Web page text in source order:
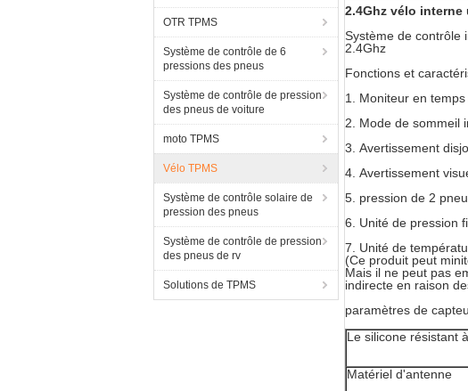
OTR TPMS
Système de contrôle de 6
pressions des pneus
Système de contrôle de pression
des pneus de voiture
moto TPMS
Vélo TPMS
Système de contrôle solaire de
pression des pneus
Système de contrôle de pression
des pneus de rv
Solutions de TPMS
2.4Ghz vélo
Système de contrôle
2.4Ghz
Fonctions et
1. Moniteur en
2. Mode de sommeil
3. Avertissement
4. Avertissement
5. pression de 2
6. Unité de pression
7. Unité de
(Ce produit peut
Mais il ne peut pas
indirecte en raison
paramètres de
Le silicone résistant
Matériel d'antenne